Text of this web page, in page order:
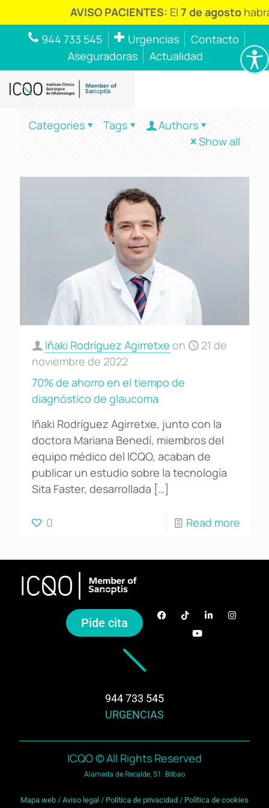
AVISO PACIENTES:El7 de agosto
944 733 545
Urgencias
Contacto
Aseguradoras
Actualidad
Categories Tags
Authors
Show all
Iñaki Rodríguez Agirretxe on
21 de
noviembre de 2022
70% de ahorro en el tiempo de
diagnóstico de glaucoma
Iñaki Rodríguez Agirretxe, junto con la
doctora Mariana Benedí, miembros del
equipo médico del ICQO, acaban de
publicar un estudio sobre la tecnología
Sita Faster, desarrollada […]
0 Read more
Pide cita
944 733 545
URGENCIAS
ICQO © All Rights Reserved
Alameda de Recalde, 51. Bilbao
Mapa web / Aviso legal / Política de privacidad / Política de cookies